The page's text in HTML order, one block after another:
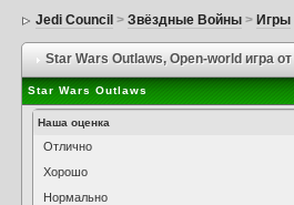
Jedi Council >Звёздные Войны > Игры
Star Wars Outlaws, Open-world игра
Star Wars Outlaws
Наша оценка
Отлично
Хорошо
Нормально